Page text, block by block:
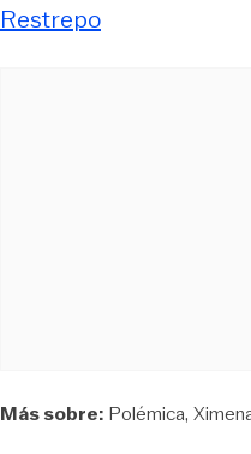
Restrepo
Más sobre: Polémica